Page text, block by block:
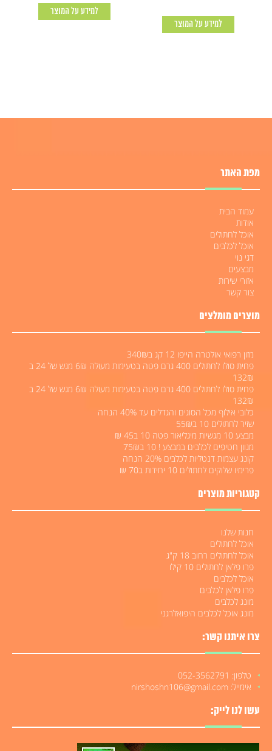
למידע על המוצר
למידע על המוצר
מפת האתר
עמוד הבית
אודות
אוכל לחתולים
אוכל לכלבים
דגי נוי
מבצעים
אזורי שירות
צור קשר
מוצרים מומלצים
מזון רפואי אולטרה הייפו 12 קג ב340₪
פחית סולו לחתולים 400 גרם פטה בטעימות מעולה 6₪ מגש של 24 ב
132₪
פחית סולו לחתולים 400 גרם פטה בטעימות מעולה 6₪ מגש של 24 ב
132₪
כלובי אילוף מכל הסוגים והגדלים עד 40% הנחה
שזיר לחתולים 10 ב55₪
מבצע 10 מגשיות מיגליאור פטה 10 ב45 ₪
מגוון חטיפים לכלבים במבצע ! 10 ב75₪
קונג עצמות דנטליות לכלבים 20% הנחה
פרימיו שלוקים לחתולים 10 יחידות ב70 ₪
קטגוריות מוצרים
חנות שלנו
אוכל לחתולים
אוכל לחתולים רחוב 18 ק"ג
פרו פלאן לחתולים 10 קילו
אוכל לכלבים
פרו פלאן לכלבים
מונג לכלבים
מונג אוכל לכלבים היפואלרגני
צרו איתנו קשר:
טלפון: 052-3562791
אימייל: nirshoshn106@gmail.com
עשו לנו לייק: